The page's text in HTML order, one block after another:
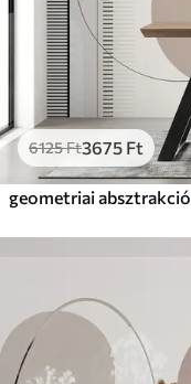
6125Ft3675 Ft
geometriai absztrakció